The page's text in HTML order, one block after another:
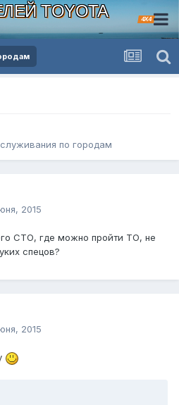
TOYOTA
4X4
по городам
2015
СТО, где можно пройти ТО, не
спецов?
2015